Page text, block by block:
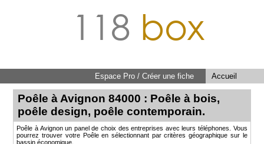
118 box
Accueil
Espace Pro / Créer une fiche
Poêle à Avignon 84000 : Poêle à bois,
poêle design, poêle contemporain.
Poêle à Avignon un panel de choix des entreprises avec leurs téléphones. Vous
pourrez trouver votre Poêle en sélectionnant par critères géographique sur le
bassin économique.